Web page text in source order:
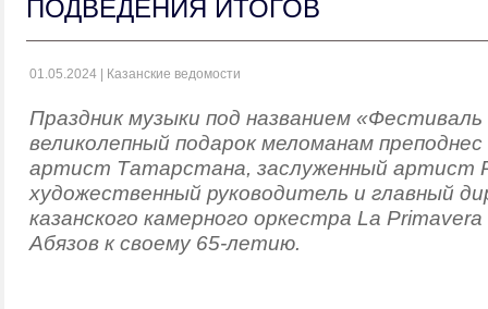
ПОДВЕДЕНИЯ ИТОГОВ
01.05.2024 | Казанские ведомости
Праздник музыки под названием
великолепный подарок меломанам
артист Татарстана, заслуженный артист
художественный руководитель и главный
казанского камерного оркестра La
Абязов к своему 65-летию.